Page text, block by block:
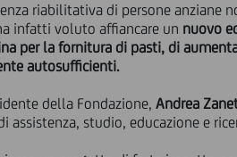
riabilitativa di persone anziane
infatti voluto affiancare un nuovo
per la fornitura di pasti, di
autosufficienti.
della Fondazione,Andrea
assistenza, studio, educazione e